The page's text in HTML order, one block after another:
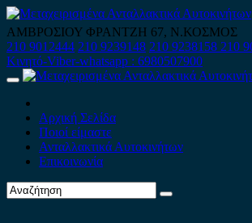
Skip
to
content
ΑΜΒΡΟΣΙΟΥ ΦΡΑΝΤΖΗ 67, Ν.ΚΟΣΜΟΣ
210 9012444 210 9239148 210 9238158 210
Κινητό-Viber-whatsapp : 6980507900
Primary
Αρχική Σελίδα
Ποιοί είμαστε
Ανταλλακτικά Αυτοκινήτων
Επικοινωνία